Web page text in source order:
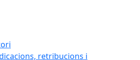
retribucions i